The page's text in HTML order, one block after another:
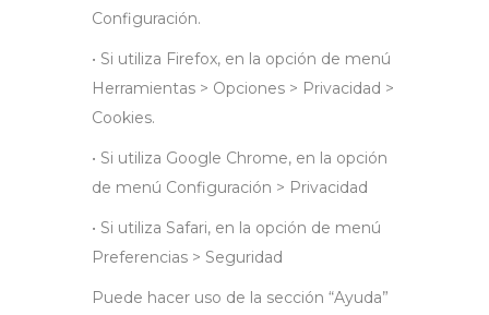
Configuración.
• Si utiliza Firefox, en la opción de menú
Herramientas > Opciones > Privacidad >
Cookies.
• Si utiliza Google Chrome, en la opción
de menú Configuración > Privacidad
• Si utiliza Safari, en la opción de menú
Preferencias > Seguridad
Puede hacer uso de la sección “Ayuda”